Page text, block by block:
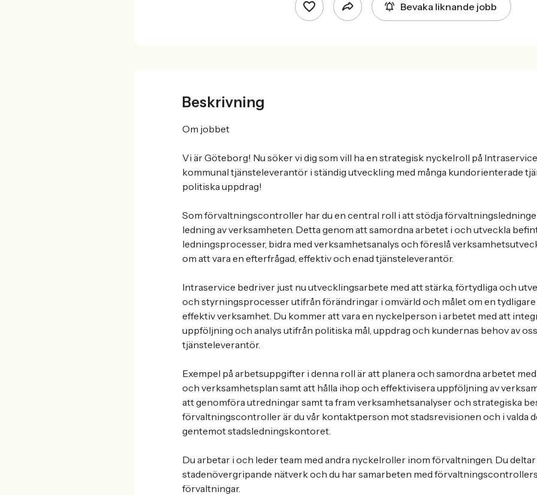
Bevaka liknande jobb
Beskrivning
Om jobbet
Vi är Göteborg! Nu söker vi dig som vill ha en strategisk nyckelroll på
kommunal tjänsteleverantör i ständig utveckling med många kundorienterade
politiska uppdrag!
Som förvaltningscontroller har du en central roll i att stödja
ledning av verksamheten. Detta genom att samordna arbetet i och utveckla
ledningsprocesser, bidra med verksamhetsanalys och föreslå
om att vara en efterfrågad, effektiv och enad tjänsteleverantör.
Intraservice bedriver just nu utvecklingsarbete med att stärka, förtydliga och
och styrningsprocesser utifrån förändringar i omvärld och målet om en
effektiv verksamhet. Du kommer att vara en nyckelperson i arbetet med att
uppföljning och analys utifrån politiska mål, uppdrag och kundernas behov av
tjänsteleverantör.
Exempel på arbetsuppgifter i denna roll är att planera och samordna arbetet
och verksamhetsplan samt att hålla ihop och effektivisera uppföljning av
att genomföra utredningar samt ta fram verksamhetsanalyser och strategiska
förvaltningscontroller är du vår kontaktperson mot stadsrevisionen och i valda
gentemot stadsledningskontoret.
Du arbetar i och leder team med andra nyckelroller inom förvaltningen. Du
stadenövergripande nätverk och du har samarbeten med
förvaltningar.